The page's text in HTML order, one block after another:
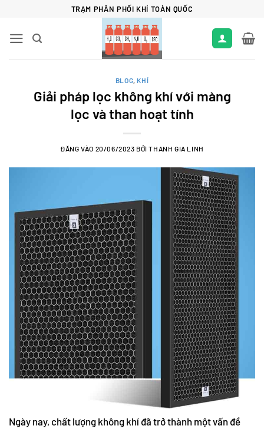
nội
TRẠM PHÂN PHỐI KHÍ TOÀN QUỐC
BLOG, KHÍ
Giải pháp lọc không khí với màng
lọc và than hoạt tính
ĐĂNG VÀO 20/06/2023 BỞITHANH GIA LINH
Ngày nay, chất lượng không khí đã trở thành một vấn đề